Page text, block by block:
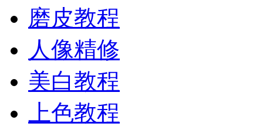
磨皮教程
人像精修
美白教程
上色教程